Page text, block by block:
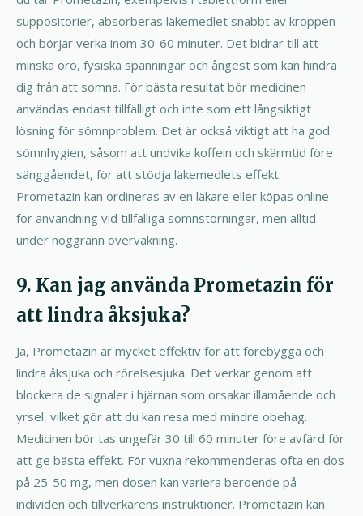
suppositorier, absorberas läkemedlet snabbt av kroppen
och börjar verka inom 30-60 minuter. Det bidrar till att
minska oro, fysiska spänningar och ångest som kan hindra
dig från att somna. För bästa resultat bör medicinen
användas endast tillfälligt och inte som ett långsiktigt
lösning för sömnproblem. Det är också viktigt att ha god
sömnhygien, såsom att undvika koffein och skärmtid före
sänggåendet, för att stödja läkemedlets effekt.
Prometazin kan ordineras av en läkare eller köpas online
för användning vid tillfälliga sömnstörningar, men alltid
under noggrann övervakning.
9. Kan jag använda Prometazin för
att lindra åksjuka?
Ja, Prometazin är mycket effektiv för att förebygga och
lindra åksjuka och rörelsesjuka. Det verkar genom att
blockera de signaler i hjärnan som orsakar illamående och
yrsel, vilket gör att du kan resa med mindre obehag.
Medicinen bör tas ungefär 30 till 60 minuter före avfärd för
att ge bästa effekt. För vuxna rekommenderas ofta en dos
på 25-50 mg, men dosen kan variera beroende på
individen och tillverkarens instruktioner. Prometazin kan